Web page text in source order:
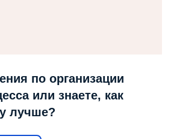
по организации
или знаете, как
лучше?